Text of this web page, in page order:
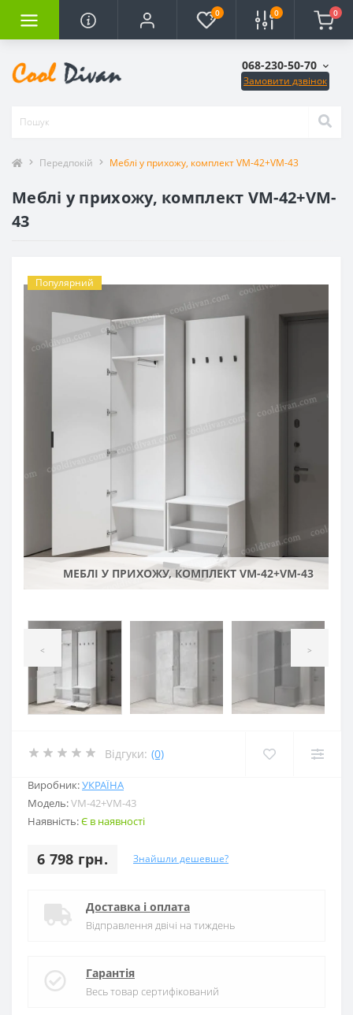
0 0 0
068-230-50-70
Замовити дзвінок
Передпокій Меблі у прихожу, комплект VM-42+VM-43
Меблі у прихожу, комплект VM-42+VM-
43
Популярний
МЕБЛІ У ПРИХОЖУ, КОМПЛЕКТ VM-42+VM-43
< >
Відгуки: (0)
Виробник:УКРАЇНА
Модель:VM-42+VM-43
Наявність:Є в наявності
6 798 грн. Знайшли дешевше?
Доставка і оплата
Відправлення двічі на тиждень
Гарантія
Весь товар сертифікований